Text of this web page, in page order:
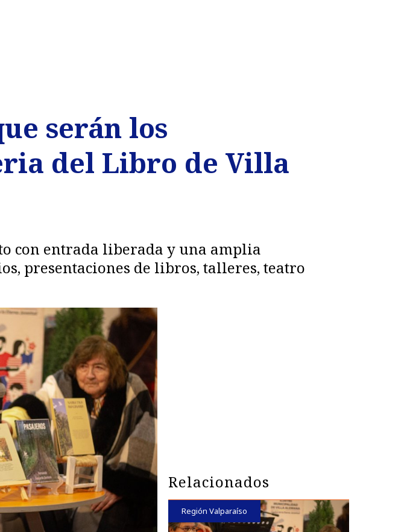
serán los
del Libro de Villa
con entrada liberada y una amplia
presentaciones de libros, talleres, teatro
Relacionados
Región Valparaíso